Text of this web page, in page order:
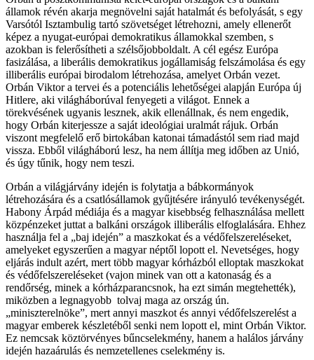
államok révén akarja megnövelni saját hatalmát és befolyását, s egy
Varsótól Isztambulig tartó szövetséget létrehozni, amely ellenerőt
képez a nyugat-európai demokratikus államokkal szemben, s
azokban is felerősítheti a szélsőjobboldalt. A cél egész Európa
fasizálása, a liberális demokratikus jogállamiság felszámolása és egy
illiberális európai birodalom létrehozása, amelyet Orbán vezet.
Orbán Viktor a tervei és a potenciális lehetőségei alapján Európa új
Hitlere, aki világháborúval fenyegeti a világot. Ennek a
törekvésének ugyanis lesznek, akik ellenállnak, és nem engedik,
hogy Orbán kiterjessze a saját ideológiai uralmát rájuk. Orbán
viszont megfelelő erő birtokában katonai támadástól sem riad majd
vissza. Ebből világháború lesz, ha nem állítja meg időben az Unió,
és úgy tűnik, hogy nem teszi.
Orbán a világjárvány idején is folytatja a bábkormányok
létrehozására és a csatlósállamok gyűjtésére irányuló tevékenységét.
Habony Árpád médiája és a magyar kisebbség felhasználása mellett
közpénzeket juttat a balkáni országok illiberális elfoglalására. Ehhez
használja fel a „baj idején” a maszkokat és a védőfelszereléseket,
amelyeket egyszerűen a magyar néptől lopott el. Nevetséges, hogy
eljárás indult azért, mert több magyar kórházból elloptak maszkokat
és védőfelszereléseket (vajon minek van ott a katonaság és a
rendőrség, minek a kórházparancsnok, ha ezt simán megtehették),
miközben a legnagyobb tolvaj maga az ország ún.
„miniszterelnöke”, mert annyi maszkot és annyi védőfelszerelést a
magyar emberek készletéből senki nem lopott el, mint Orbán Viktor.
Ez nemcsak köztörvényes bűncselekmény, hanem a halálos járvány
idején hazaárulás és nemzetellenes cselekmény is.